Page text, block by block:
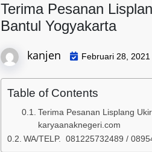
Terima Pesanan
Bantul Yogyakarta
kanjen Februari 28, 2021
Table of Contents
Terima Pesanan Lisplang
karyaanaknegeri.com
WA/TELP. 081225732489 /